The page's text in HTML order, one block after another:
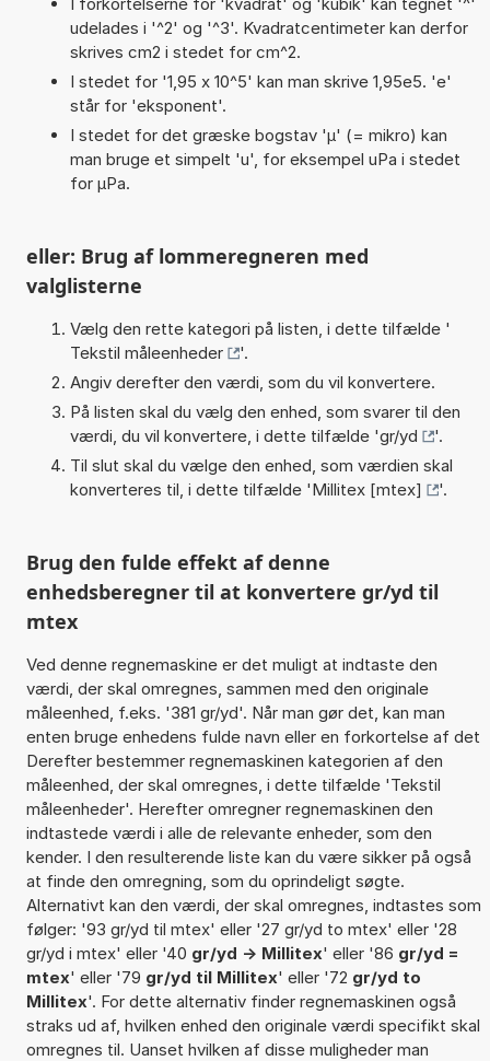
udelades i '^2' og '^3'. Kvadratcentimeter kan derfor
skrives cm2 i stedet for cm^2.
I stedet for '1,95 x 10^5' kan man skrive 1,95e5. 'e'
står for 'eksponent'.
I stedet for det græske bogstav 'µ' (= mikro) kan
man bruge et simpelt 'u', for eksempel uPa i stedet
for µPa.
eller: Brug af lommeregneren med
valglisterne
Vælg den rette kategori på listen, i dette tilfælde '
Tekstil måleenheder
'.
Angiv derefter den værdi, som du vil konvertere.
På listen skal du vælg den enhed, som svarer til den
værdi, du vil konvertere, i dette tilfælde 'gr/yd
'.
Til slut skal du vælge den enhed, som værdien skal
konverteres til, i dette tilfælde 'Millitex [mtex] '.
Brug den fulde effekt af denne
enhedsberegner til at konvertere gr/yd til
mtex
Ved denne regnemaskine er det muligt at indtaste den
værdi, der skal omregnes, sammen med den originale
måleenhed, f.eks. '381 gr/yd'. Når man gør det, kan man
enten bruge enhedens fulde navn eller en forkortelse af det
Derefter bestemmer regnemaskinen kategorien af den
måleenhed, der skal omregnes, i dette tilfælde 'Tekstil
måleenheder'. Herefter omregner regnemaskinen den
indtastede værdi i alle de relevante enheder, som den
kender. I den resulterende liste kan du være sikker på også
at finde den omregning, som du oprindeligt søgte.
Alternativt kan den værdi, der skal omregnes, indtastes som
følger: '93 gr/yd til mtex' eller '27 gr/yd to mtex' eller '28
gr/yd i mtex' eller '40 gr/yd -> Millitex' eller '86 gr/yd =
mtex' eller '79 gr/yd til Millitex' eller '72 gr/yd to
Millitex'. For dette alternativ finder regnemaskinen også
straks ud af, hvilken enhed den originale værdi specifikt skal
omregnes til. Uanset hvilken af disse muligheder man